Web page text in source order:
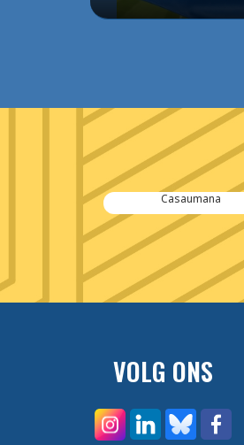
Casaumana
VOLG ONS